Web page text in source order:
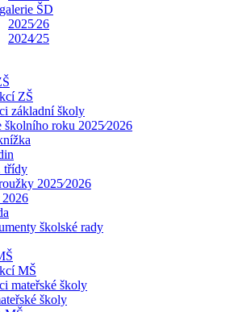
ŠD
2025⁄26
2024⁄25
ZŠ
základní školy
školního roku 2025⁄2026
třídy
2025⁄2026
školské rady
MŠ
mateřské školy
školy